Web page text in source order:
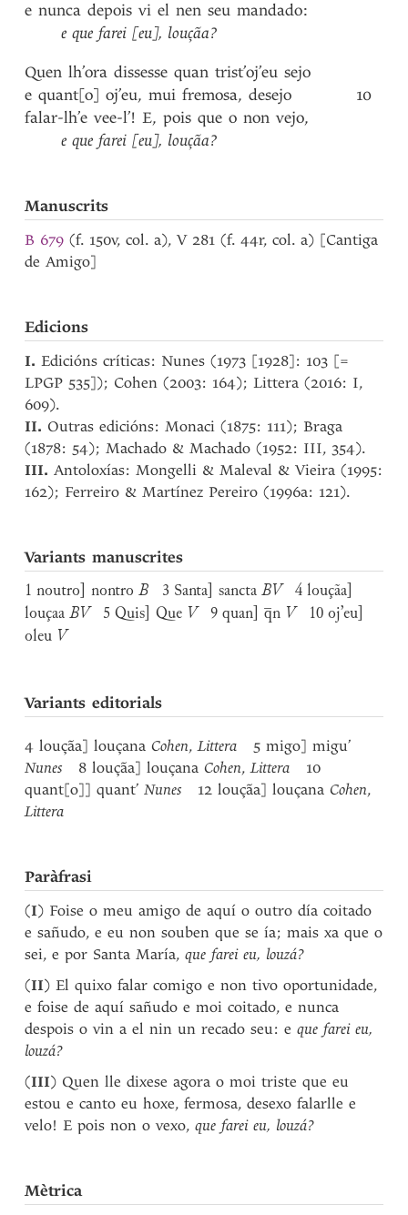
e nunca depois vi el nen seu mandado:
e que farei [eu], louçãa?
Quen lh’ora dissesse quan trist’oj’eu sejo
e quant[o] oj’eu, mui fremosa, desejo
falar-lh’e vee-l’! E, pois que o non vejo,
e que farei [eu], louçãa?
10
Manuscrits
B 679 (f. 150v, col. a), V 281 (f. 44r, col. a) [Cantiga
de Amigo]
Edicions
I.Edicións críticas: Nunes (1973 [1928]: 103 [=
LPGP 535]); Cohen (2003: 164); Littera (2016: I,
609).
II. Outras edicións: Monaci (1875: 111); Braga
(1878: 54); Machado & Machado (1952: III, 354).
III.Antoloxías: Mongelli & Maleval & Vieira (1995:
162); Ferreiro & Martínez Pereiro (1996a: 121).
Variants manuscrites
1 noutro] nontroB 3 Santa] sanctaBV 4 louçãa]
louçaaBV 5 Quis] Que V 9 quan] q̅n V 10 oj’eu]
oleu V
Variants editorials
4 louçãa] louçanaCohen,Littera 5 migo] migu’
Nunes 8 louçãa] louçanaCohen,Littera 10
quant[o]] quant’Nunes 12 louçãa] louçanaCohen,
Littera
Paràfrasi
(I) Foise o meu amigo de aquí o outro día coitado
e sañudo, e eu non souben que se ía; mais xa que o
sei, e por Santa María,que farei eu, louzá?
(II) El quixo falar comigo e non tivo oportunidade,
e foise de aquí sañudo e moi coitado, e nunca
despois o vin a el nin un recado seu: eque farei eu,
louzá?
(III) Quen lle dixese agora o moi triste que eu
estou e canto eu hoxe, fermosa, desexo falarlle e
velo! E pois non o vexo,que farei eu, louzá?
Mètrica